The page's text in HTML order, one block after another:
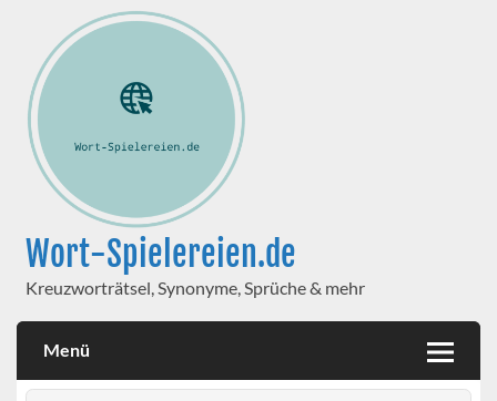
Wort-Spielereien.de
Kreuzworträtsel, Synonyme, Sprüche & mehr
Menü